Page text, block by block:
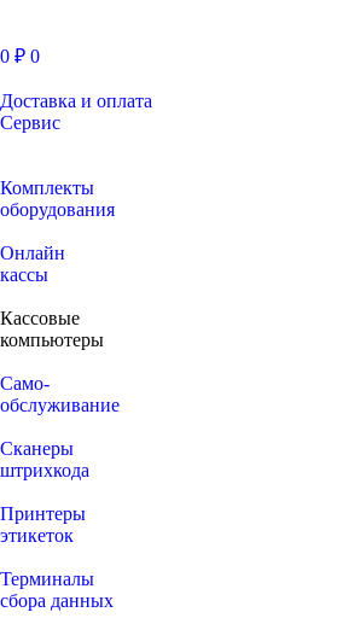
0 ₽ 0
Доставка и оплата
Сервис
Комплекты
оборудования
Онлайн
кассы
Кассовые
компьютеры
Само-
обслуживание
Сканеры
штрихкода
Принтеры
этикеток
Терминалы
сбора данных